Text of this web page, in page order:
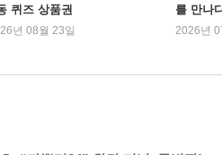
퀴즈 상품권
년 08월 23일
를 만나
2026년